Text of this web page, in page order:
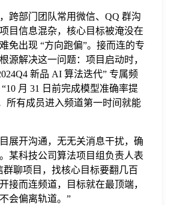
跨部门团队常用微信、QQ 群沟
目信息混杂，核心目标被淹没在
免出现 “方向跑偏”。接而连的专
源解决这一问题：项目启动时，
新品 AI 算法迭代” 专属频
月 31 日前完成模型准确率提
所有成员进入频道第一时间就能
展开沟通，无无关消息干扰，确
某科技公司算法项目组负责人表
群聊项目，找核心目标要翻几百
接而连频道，目标就在最顶端，
会偏离轨道。”